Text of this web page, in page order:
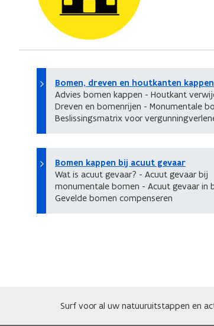
Bomen, dreven en houtkanten kappen
Advies bomen kappen - Houtkant
Dreven en bomenrijen - Monumentale
Beslissingsmatrix voor
Bomen kappen bij acuut gevaar
Wat is acuut gevaar? - Acuut gevaar bij
monumentale bomen - Acuut gevaar in
Gevelde bomen compenseren
Surf voor al uw natuuruitstappen en